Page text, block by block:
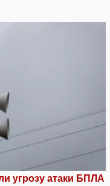
угрозу атаки БПЛА